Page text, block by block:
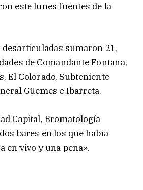
este lunes fuentes de la
sumaron 21,
de Comandante Fontana,
El Colorado, Subteniente
Güemes e Ibarreta.
Capital, Bromatología
bares en los que había
en vivo y una peña».